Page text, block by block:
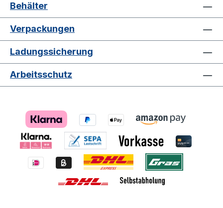
Behälter
Verpackungen
Ladungssicherung
Arbeitsschutz